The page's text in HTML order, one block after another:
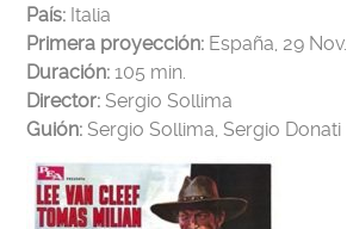
País: Italia
Primera proyección: España, 29
Duración:105 min.
Director: Sergio Sollima
Guión: Sergio Sollima, Sergio Donati